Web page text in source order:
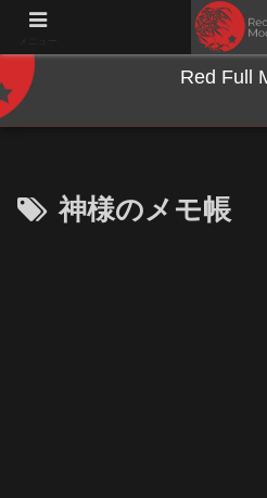
NWとキーボードのジ
Red Full
神様のメモ帳